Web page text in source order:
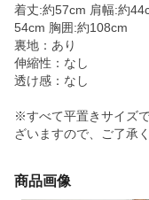
着丈:約57cm 肩幅:約
54cm 胸囲:約108cm
裏地：あり
伸縮性：なし
透け感：なし
※すべて平置きサイズ
ざいますので、ご了承
商品画像